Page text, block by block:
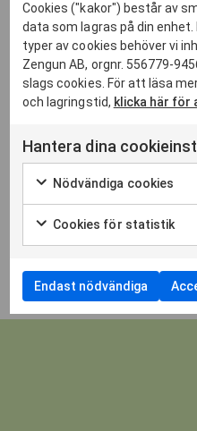
kommersiella fastigheter, i
bostadsprojekt och projekt
är en komplett leverantör
kundnära arbetssätt som
medarbetare är cirka 200
miljarder kronor per år.
Pressmeddelande (PDF)
Svenska 22 augusti 2018
Cookies ("kakor") består av
data som lagras på din
typer av cookies behöver vi
Zengun AB, orgnr. 556779-
slags cookies. För att läsa
och lagringstid, klicka här för
Hantera dina
Nödvändiga cookies
Cookies för statistik
Endast nödvändiga